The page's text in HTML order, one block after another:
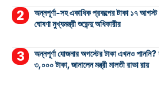
অন্নপূর্ণা-সহ একাধিক প্রকল্পের টাকা ১৭
ঘোষণা মুখ্যমন্ত্রী শুভেন্দু অধিকারীর
অন্নপূর্ণা যোজনার অগস্টের টাকা এখনও পাননি?
৩,০০০ টাকা, জানালেন মন্ত্রী মালতী রাভা রায়